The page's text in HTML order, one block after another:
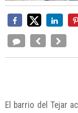
El barrio del Tejar